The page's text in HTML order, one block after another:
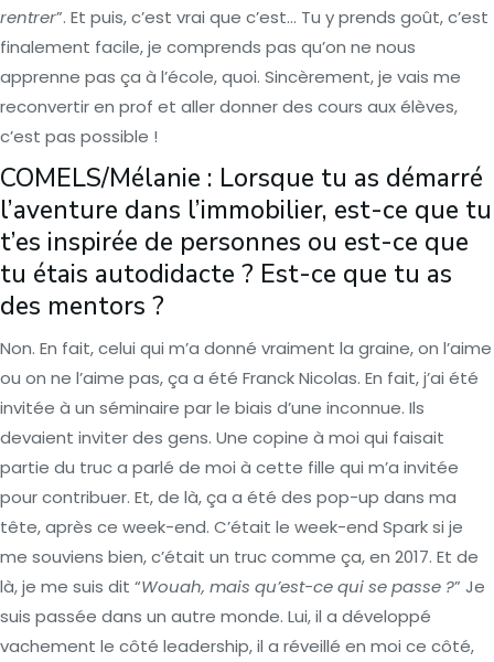
rentrer”. Et puis, c’est vrai que c’est… Tu y prends goût, c’est
finalement facile, je comprends pas qu’on ne nous
apprenne pas ça à l’école, quoi. Sincèrement, je vais me
reconvertir en prof et aller donner des cours aux élèves,
c’est pas possible !
COMELS/Mélanie : Lorsque tu as démarré
l’aventure dans l’immobilier, est-ce que tu
t’es inspirée de personnes ou est-ce que
tu étais autodidacte ? Est-ce que tu as
des mentors ?
Non. En fait, celui qui m’a donné vraiment la graine, on l’aime
ou on ne l’aime pas, ça a été Franck Nicolas. En fait, j’ai été
invitée à un séminaire par le biais d’une inconnue. Ils
devaient inviter des gens. Une copine à moi qui faisait
partie du truc a parlé de moi à cette fille qui m’a invitée
pour contribuer. Et, de là, ça a été des pop-up dans ma
tête, après ce week-end. C’était le week-end Spark si je
me souviens bien, c’était un truc comme ça, en 2017. Et de
là, je me suis dit “Wouah, mais qu’est-ce qui se passe ?” Je
suis passée dans un autre monde. Lui, il a développé
vachement le côté leadership, il a réveillé en moi ce côté,